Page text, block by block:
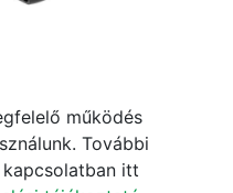
Dynamo
működés
További
itt